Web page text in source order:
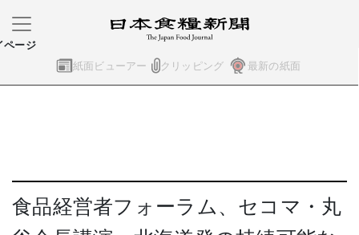
紙面ビューアー クリッピング 最新の紙面
ページ
食品経営者フォーラム、セコマ・丸